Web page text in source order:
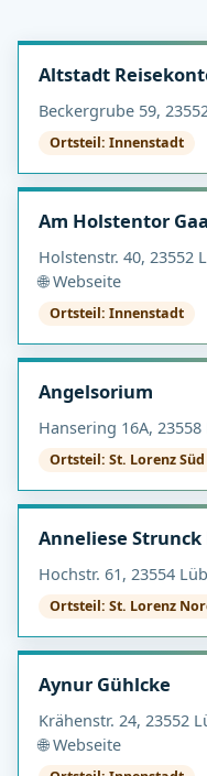
Altstadt
Beckergrube 59,
Ortsteil: Innenstadt
Am Holstentor
Holstenstr. 40, 23552
🌐 Webseite
Ortsteil: Innenstadt
Angelsorium
Hansering 16A, 23558
Ortsteil: St. Lorenz Süd
Anneliese Strunck
Hochstr. 61, 23554
Ortsteil: St. Lorenz
Aynur Gühlcke
Krähenstr. 24, 23552
🌐 Webseite